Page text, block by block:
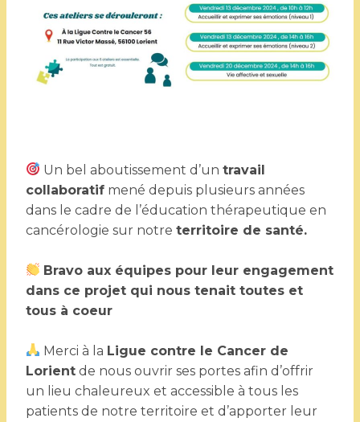
Un bel aboutissement d’untravail
collaboratif mené depuis plusieurs années
dans le cadre de l’éducation thérapeutique en
cancérologie sur notre territoire de santé.
Bravo aux équipes pour leur engagement
dans ce projet qui nous tenait toutes et
tous à coeur
Merci à la Ligue contre le Cancer de
Lorient de nous ouvrir ses portes afin d’offrir
un lieu chaleureux et accessible à tous les
patients de notre territoire et d’apporter leur